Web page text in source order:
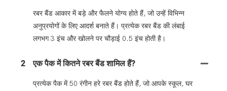
रबर बैंड आकार में बड़े और फैलने योग्य होते हैं, जो उन्हें विभिन्न
अनुप्रयोगों के लिए आदर्श बनाते हैं। प्रत्येक रबर बैंड की लंबाई
लगभग 3 इंच और खोलने पर चौड़ाई 0.5 इंच होती है।
2 एक पैक में कितने रबर बैंड शामिल हैं?
प्रत्येक पैक में 50 रंगीन हरे रबर बैंड होते हैं, जो आपके स्कूल, घर